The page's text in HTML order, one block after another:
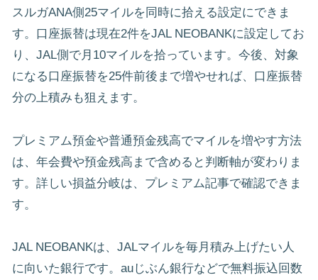
スルガANA側25マイルを同時に拾える設定にできま
す。口座振替は現在2件をJAL NEOBANKに設定してお
り、JAL側で月10マイルを拾っています。今後、対象
になる口座振替を25件前後まで増やせれば、口座振替
分の上積みも狙えます。
プレミアム預金や普通預金残高でマイルを増やす方法
は、年会費や預金残高まで含めると判断軸が変わりま
す。詳しい損益分岐は、プレミアム記事で確認できま
す。
JAL NEOBANKは、JALマイルを毎月積み上げたい人
に向いた銀行です。auじぶん銀行などで無料振込回数